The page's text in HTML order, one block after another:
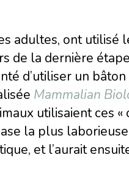
adultes, ont utilisé
de la dernière
d’utiliser un
Mammalian
utilisaient ces
la plus
et l’aurait